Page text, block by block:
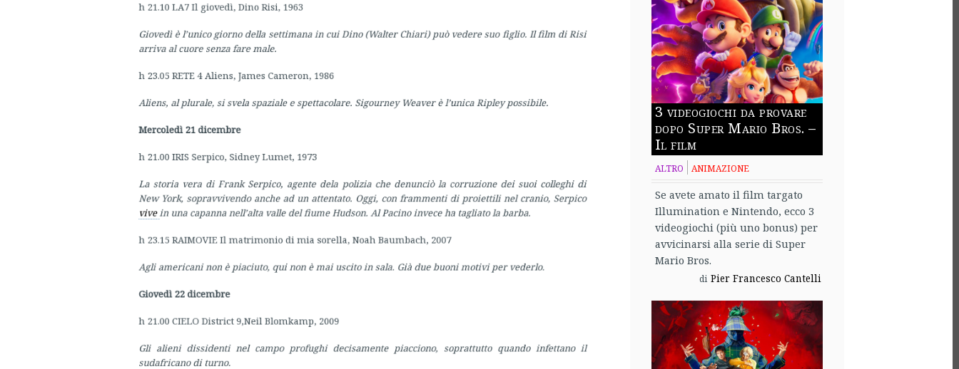
h 23.05 RETE 4 Aliens, James Cameron, 1986
Aliens, al plurale, si svela spaziale e spettacolare. Sigourney Weaver è l’unica Ripley possibile.
Mercoledì 21 dicembre
h 21.00 IRIS Serpico, Sidney Lumet, 1973
La storia vera di Frank Serpico, agente dela polizia che denunciò la corruzione dei suoi colleghi di
New York, sopravvivendo anche ad un attentato. Oggi, con frammenti di proiettili nel cranio, Serpico
in una capanna nell’alta valle del fiume Hudson. Al Pacino invece ha tagliato la barba.
h 23.15 RAIMOVIE Il matrimonio di mia sorella, Noah Baumbach, 2007
h 21.00 CIELO District 9,Neil Blomkamp, 2009
Gli alieni dissidenti nel campo profughi decisamente piacciono, soprattutto quando infettano il
3 videogiochi da provare
dopo Super Mario Bros. –
Il film
ALTRO ANIMAZIONE
Se avete amato il film targato
Illumination e Nintendo, ecco 3
videogiochi (più uno bonus) per
avvicinarsi alla serie di Super
Mario Bros.
di Pier Francesco Cantelli